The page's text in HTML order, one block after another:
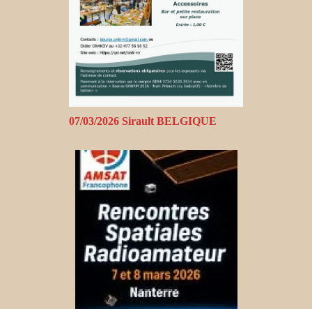
07/03/2026 Sirault BELGIQUE